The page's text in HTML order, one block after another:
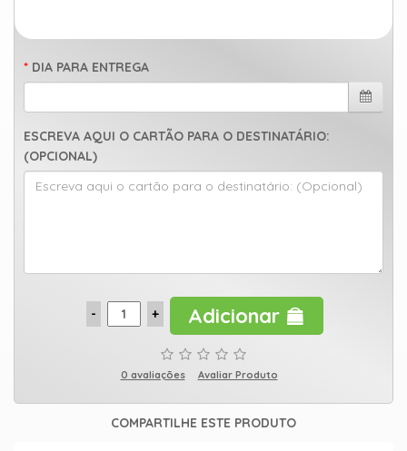
DIA PARA ENTREGA
ESCREVA AQUI O CARTÃO PARA O DESTINATÁRIO:
(OPCIONAL)
Adicionar
0 avaliações Avaliar Produto
COMPARTILHE ESTE PRODUTO